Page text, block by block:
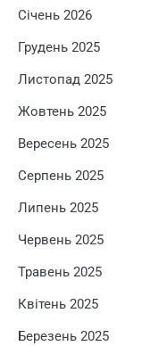
Січень 2026
Грудень 2025
Листопад 2025
Жовтень 2025
Вересень 2025
Серпень 2025
Липень 2025
Червень 2025
Травень 2025
Квітень 2025
Березень 2025